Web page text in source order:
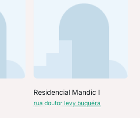
Residencial Mandic I
rua doutor levy buquéra